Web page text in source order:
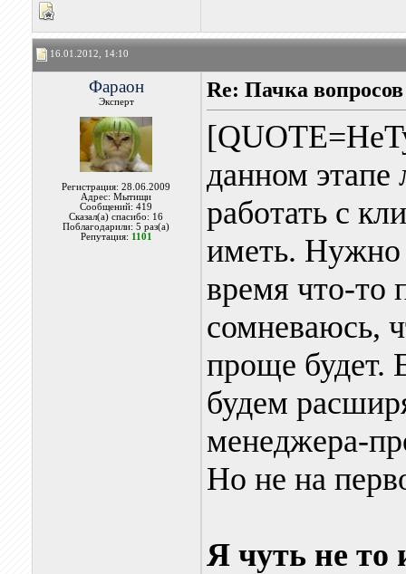
16.01.2012, 14:10
Фараон
Эксперт
Регистрация: 28.06.2009
Адрес: Мытищи
Сообщений: 419
Сказал(а) спасибо: 16
Поблагодарили: 5 раз(а)
Репутация: 1101
Re: Пачка
данном этапе
работать с
иметь. Нужно
время что-то
сомневаюсь,
проще будет.
будем
менеджера-
Но не на
Я чуть не то